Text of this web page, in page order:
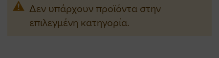
Δεν υπάρχουν προϊόντα στην
επιλεγμένη κατηγορία.